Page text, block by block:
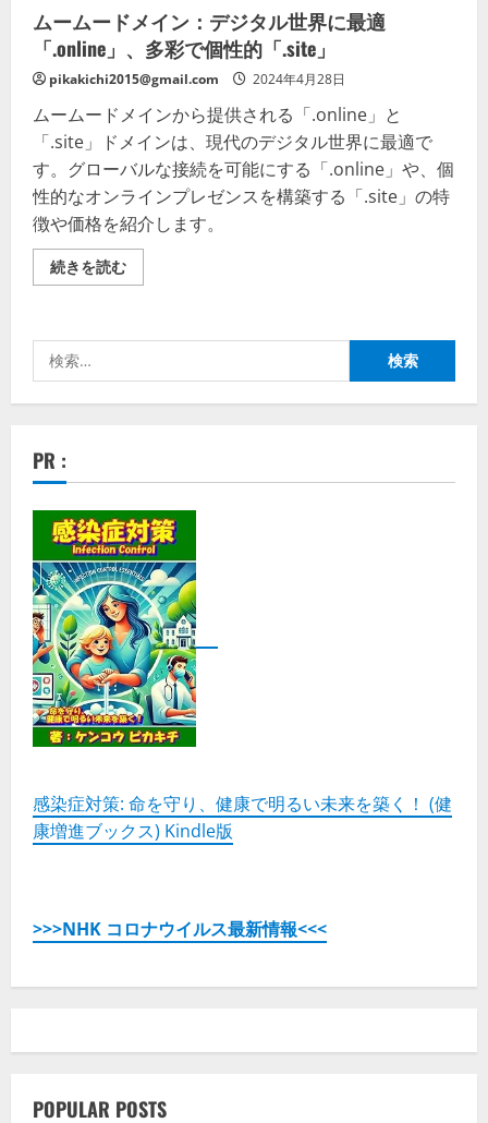
詳
細
を
ご
覧
だ
さ
い
ムームードメイン：デジタル世界に最適
「.online」、多彩で個性的「.site」
pikakichi2015@gmail.com 2024年4月28日
ムームードメインから提供される「.online」と
「.site」ドメインは、現代のデジタル世界に最適で
す。グローバルな接続を可能にする「.online」や、個
性的なオンラインプレゼンスを構築する「.site」の特
徴や価格を紹介します。
続きを読むム
ー
メ
デ
ジ
に
適
「.online」、
多
彩
で
個
性
的
「.site」
の
詳
細
を
ご
覧
く
だ
索:
PR :
感染症対策: 命を守り、健康で明るい未来を築く！ (健
康増進ブックス) Kindle版
>>>NHK コロナウイルス最新情報<<<
POPULAR POSTS